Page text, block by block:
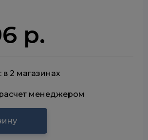
р.
в 2 магазинах
менеджером